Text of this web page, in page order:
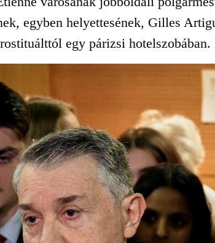
egyben helyettesének, Gilles
egy párizsi